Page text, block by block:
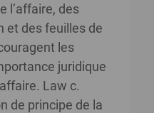
l’affaire, des
et des feuilles de
les
juridique
Law c.
de principe de la